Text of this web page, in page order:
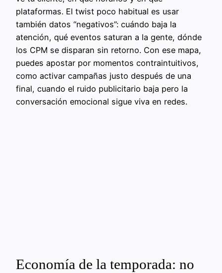
plataformas. El twist poco habitual es usar
también datos “negativos”: cuándo baja la
atención, qué eventos saturan a la gente, dónde
los CPM se disparan sin retorno. Con ese mapa,
puedes apostar por momentos contraintuitivos,
como activar campañas justo después de una
final, cuando el ruido publicitario baja pero la
conversación emocional sigue viva en redes.
Economía de la temporada: no